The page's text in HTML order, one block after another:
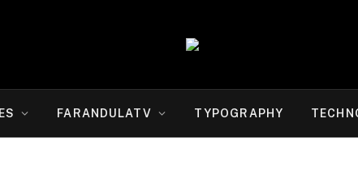
FARANDULATV TYPOGRAPHY